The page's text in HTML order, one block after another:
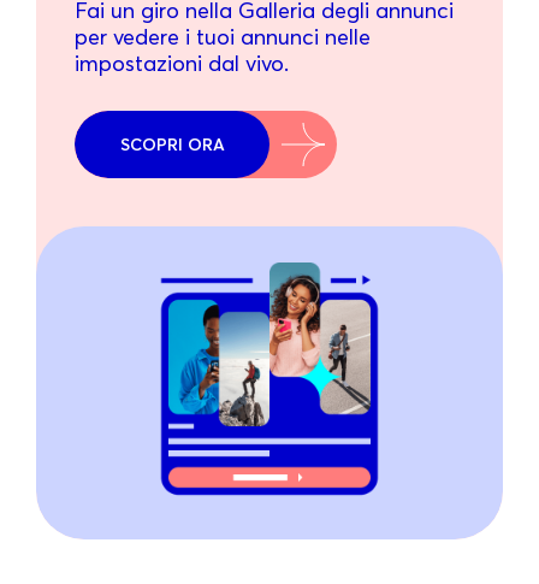
Fai un giro nella Galleria degli annunci
per vedere i tuoi annunci nelle
impostazioni dal vivo.
SCOPRI ORA